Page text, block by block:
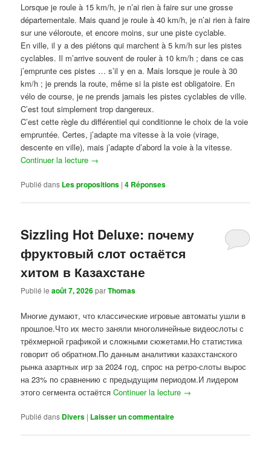
Lorsque je roule à 15 km/h, je n’ai rien à faire sur une grosse
départementale. Mais quand je roule à 40 km/h, je n’ai rien à faire
sur une véloroute, et encore moins, sur une piste cyclable.
En ville, il y a des piétons qui marchent à 5 km/h sur les pistes
cyclables. Il m’arrive souvent de rouler à 10 km/h ; dans ce cas
j’emprunte ces pistes … s’il y en a. Mais lorsque je roule à 30
km/h ; je prends la route, même si la piste est obligatoire. En
vélo de course, je ne prends jamais les pistes cyclables de ville.
C’est tout simplement trop dangereux.
C’est cette règle du différentiel qui conditionne le choix de la voie
empruntée. Certes, j’adapte ma vitesse à la voie (virage,
descente en ville), mais j’adapte d’abord la voie à la vitesse.
Continuer la lecture →
Publié dans Les propositions |4 Réponses
Sizzling Hot Deluxe: почему
фруктовый слот остаётся
хитом в Казахстане
Publié leaoût 7, 2026parThomas
Многие думают, что классические игровые автоматы ушли в
прошлое.Что их место заняли многолинейные видеослоты с
трёхмерной графикой и сложными сюжетами.Но статистика
говорит об обратном.По данным аналитики казахстанского
рынка азартных игр за 2024 год, спрос на ретро-слоты вырос
на 23% по сравнению с предыдущим периодом.И лидером
этого сегмента остаётсяContinuer la lecture →
Publié dans Divers | Laisser un commentaire